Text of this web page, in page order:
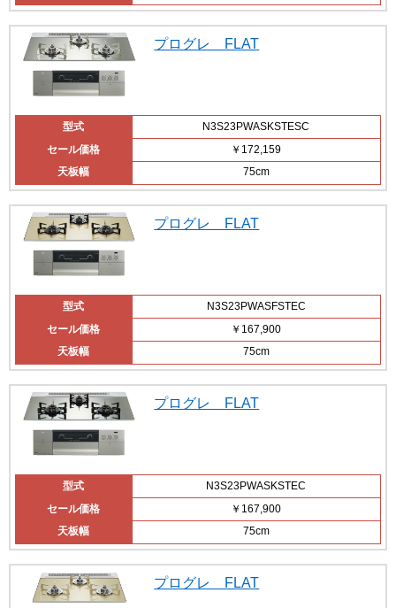
プログレ FLAT
型式
N3S23PWASKSTESC
セール価格
￥172,159
天板幅
75cm
プログレ FLAT
型式
N3S23PWASFSTEC
セール価格
￥167,900
天板幅
75cm
プログレ FLAT
型式
N3S23PWASKSTEC
セール価格
￥167,900
天板幅
75cm
プログレ FLAT